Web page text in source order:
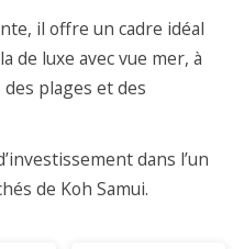
il offre un cadre idéal
de luxe avec vue mer, à
plages et des
dans l’un
de Koh Samui.